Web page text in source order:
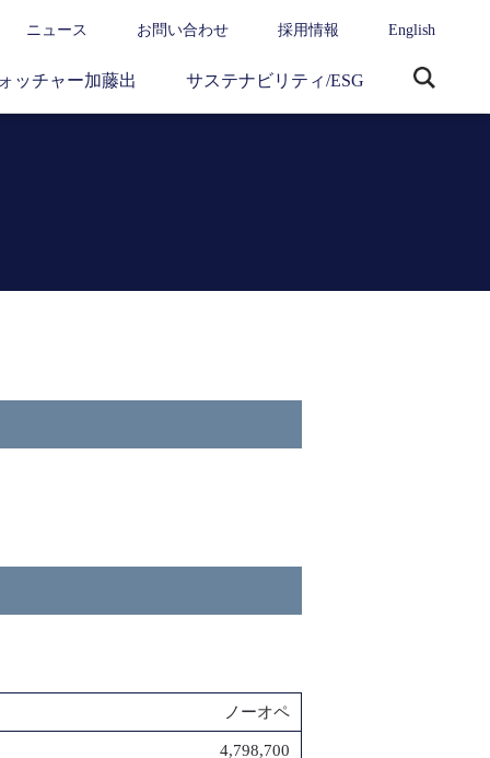
ニュース お問い合わせ 採用情報 English
ッチャー加藤出 サステナビリティ/ESG
ノーオペ
4,798,700